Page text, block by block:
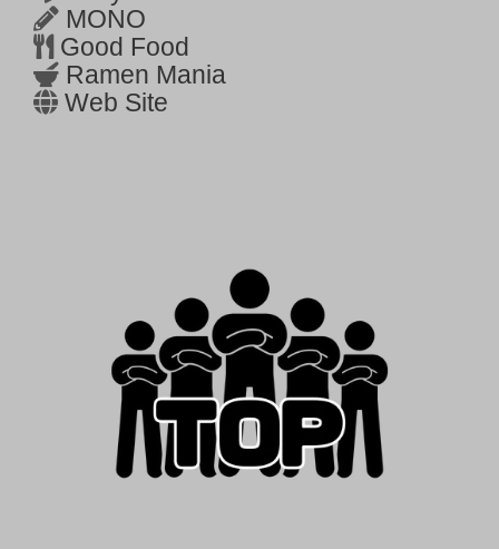
MONO
Good Food
Ramen Mania
Web Site